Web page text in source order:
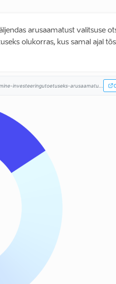
arusaamatust valitsuse
olukorras, kus samal ajal
investeeringutoetuseks-arusaamatu...